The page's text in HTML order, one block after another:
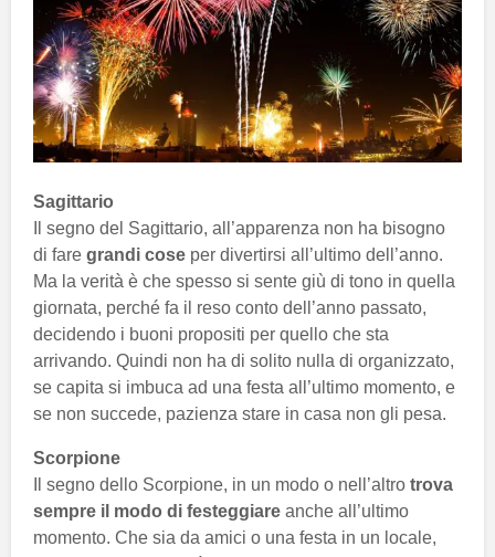
Sagittario
Il segno del Sagittario, all’apparenza non ha bisogno
di fare grandi cose per divertirsi all’ultimo dell’anno.
Ma la verità è che spesso si sente giù di tono in quella
giornata, perché fa il reso conto dell’anno passato,
decidendo i buoni propositi per quello che sta
arrivando. Quindi non ha di solito nulla di organizzato,
se capita si imbuca ad una festa all’ultimo momento, e
se non succede, pazienza stare in casa non gli pesa.
Scorpione
Il segno dello Scorpione, in un modo o nell’altro trova
sempre il modo di festeggiare anche all’ultimo
momento. Che sia da amici o una festa in un locale,